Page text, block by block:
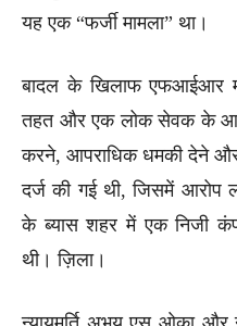
यह एक “फर्जी मामला” था।
बादल के खिलाफ एफआईआर
तहत और एक लोक सेवक के
करने, आपराधिक धमकी देने और
दर्ज की गई थी, जिसमें आरोप
के ब्यास शहर में एक निजी
थी। ज़िला।